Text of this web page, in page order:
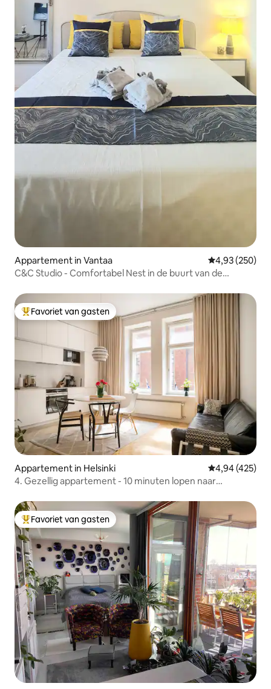
Appartement in Vantaa Gemiddelde
4,93 (250)
C&C Studio - Comfortabel Nest in de buurt van de
Topfavoriet van gasten
Favoriet van gasten
Appartement in Helsinki Gemiddelde
4,94 (425)
4. Gezellig appartement - 10 minuten lopen naar
Topfavoriet van gasten
Favoriet van gasten